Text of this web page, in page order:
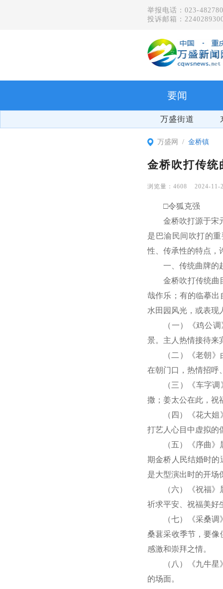
举报电话：023-
投诉邮箱：
要闻
万盛街道
万盛网 金桥镇
金桥吹打传统
4608 2024-11-
□令狐克强
金桥吹打源于宋
是巴渝民间吹打的
性、传承性的特点，
一、传统曲牌的
金桥吹打传统曲
哉作乐；有的临摹
水田园风光，或表现
（一）《鸡公
景。主人热情接待来
（二）《老朝
在朝门口，热情招呼
（三）《车字
撒；姜太公在此，祝
（四）《花大
打艺人心目中虚拟的
（五）《序曲
期金桥人民结婚时的
是大型演出时的开场
（六）《祝福
祈求平安、祝福美好
（七）《采桑
桑葚采收季节，要像
感激和崇拜之情。
（八）《九牛
的场面。